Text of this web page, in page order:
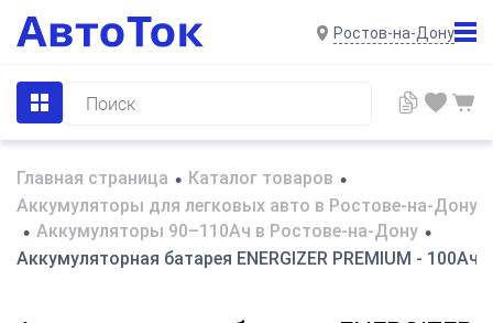
Ростов-на-Дону
Главная страница • Каталог товаров •
Аккумуляторы для легковых авто в Ростове-на-Дону
• Аккумуляторы 90–110Ач в Ростове-на-Дону •
Аккумуляторная батарея ENERGIZER PREMIUM - 100Ач